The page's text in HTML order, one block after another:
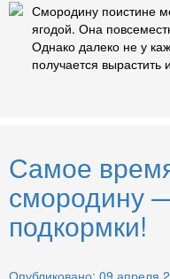
Смородину поистине
ягодой. Она
Однако далеко не у
получается
Самое
смородину
подкормки!
Опубликовано: 09 апреля